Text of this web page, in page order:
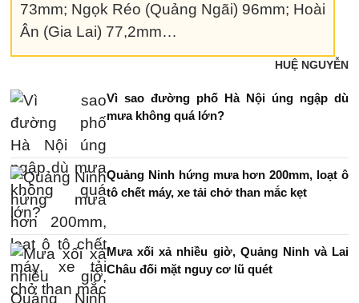
73mm; Ngọk Réo (Quảng Ngãi) 96mm; Hoài
Ân (Gia Lai) 77,2mm…
HUỆ NGUYỄN
Vì sao đường phố Hà Nội úng ngập dù
mưa không quá lớn?
Quảng Ninh hứng mưa hơn 200mm, loạt ô
tô chết máy, xe tải chở than mắc kẹt
Mưa xối xả nhiều giờ, Quảng Ninh và Lai
Châu đối mặt nguy cơ lũ quét